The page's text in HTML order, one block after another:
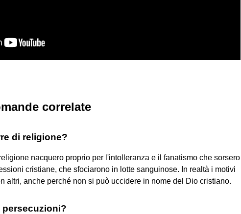
correlate
di religione?
nacquero proprio per l'intolleranza e il fanatismo che sorsero
cristiane, che sfociarono in lotte sanguinose. In realtà i motivi
altri, anche perché non si può uccidere in nome del Dio cristiano.
persecuzioni?